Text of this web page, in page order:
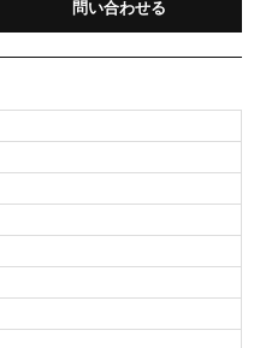
問い合わせる